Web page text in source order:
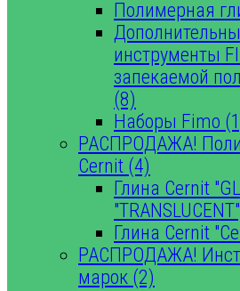
Полимерная
инструменты
запекаемой
(8)
Наборы Fimo
РАСПРОДАЖА!
Cernit (4)
Глина Cernit
Глина Cernit
РАСПРОДАЖА!
марок (2)